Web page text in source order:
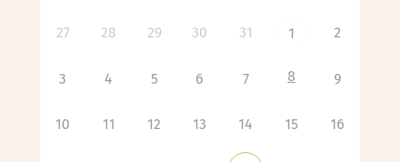
27 28 29 30 31 1 2
3 4 5 6 7 8 9
10 11 12 13 14 15 16